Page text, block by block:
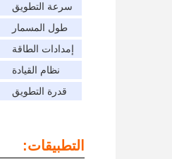
سرعة التطويق
طول المسمار
إمدادات الطاقة
نظام القيادة
قدرة التطويق
التطبيقات: